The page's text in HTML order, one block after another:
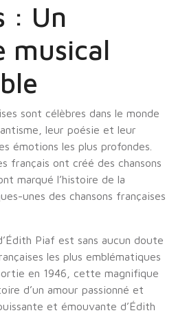
: Un
musical
sont célèbres dans le monde
leur poésie et leur
émotions les plus profondes.
français ont créé des chansons
marqué l’histoire de la
unes des chansons françaises
Piaf est sans aucun doute
les plus emblématiques
en 1946, cette magnifique
d’un amour passionné et
et émouvante d’Édith